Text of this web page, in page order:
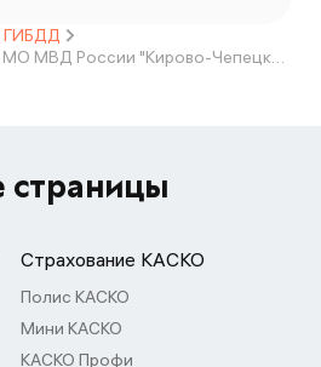
ГИБДД
РЭО Госавтоинспекции МО МВД России "Кирово-Чепецкий"
страницы
Страхование КАСКО
Полис КАСКО
Мини КАСКО
КАСКО Профи